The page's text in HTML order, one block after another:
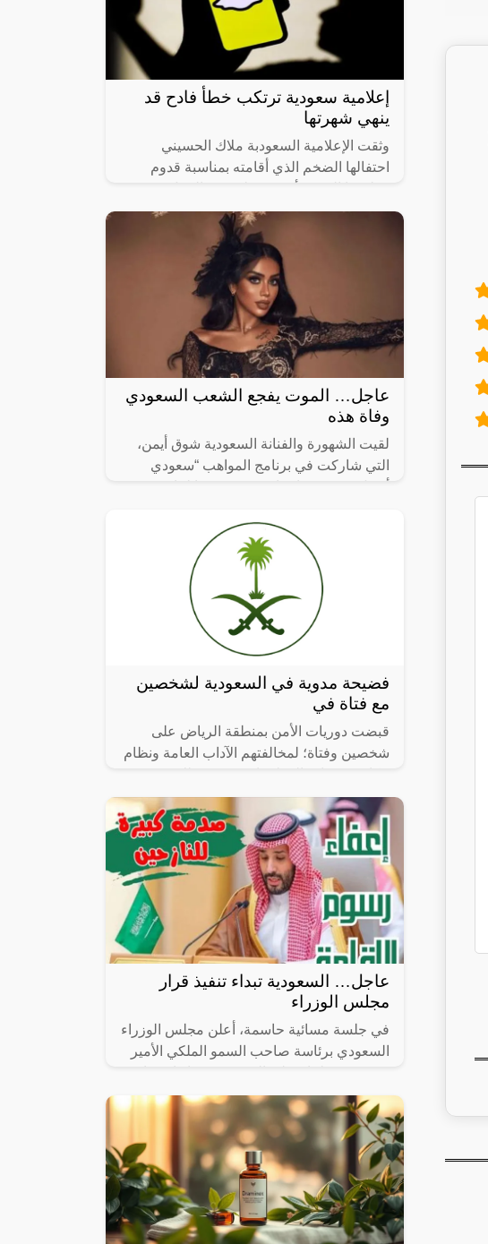
إعلامية سعودية ترتكب خطأ فادح قد
ينهي شهرتها
وثقت الإعلامية السعودبة ملاك الحسيني
احتفالها الضخم الذي أقامته بمناسبة قدوم
صديقتها مشهورة سناب شات زهور سعود وهي
عاجل… الموت يفجع الشعب السعودي
وفاة هذه
لقيت الشهورة والفنانة السعودية شوق أيمن،
التي شاركت في برنامج المواهب “سعودي
فضيحة مدوية في السعودية لشخصين
مع فتاة في
قبضت دوريات الأمن بمنطقة الرياض على
شخصين وفتاة؛ لمخالفتهم الآداب العامة ونظام
عاجل… السعودية تبداء تنفيذ قرار
مجلس الوزراء
في جلسة مسائية حاسمة، أعلن مجلس الوزراء
السعودي برئاسة صاحب السمو الملكي الأمير
يعكس التزام المملكة العربية السعودية